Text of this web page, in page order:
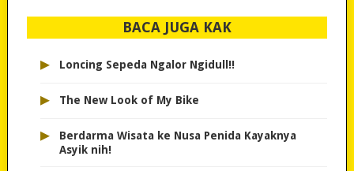
BACA JUGA KAK
▸ Loncing Sepeda Ngalor Ngidull!!
▸ The New Look of My Bike
▸
Berdarma Wisata ke Nusa Penida Kayaknya
Asyik nih!